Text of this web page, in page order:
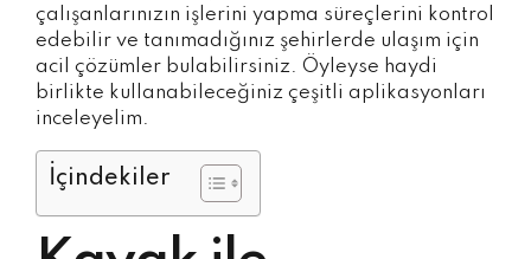
çalışanlarınızın işlerini yapma süreçlerini kontrol
edebilir ve tanımadığınız şehirlerde ulaşım için
acil çözümler bulabilirsiniz. Öyleyse haydi
birlikte kullanabileceğiniz çeşitli aplikasyonları
inceleyelim.
İçindekiler